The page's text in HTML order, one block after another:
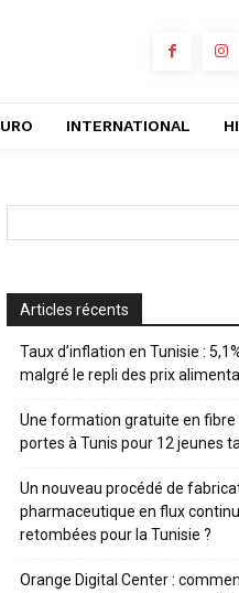
INTERNATIONAL
Articles récents
Taux d’inflation en Tunisie :
malgré le repli des prix
Une formation gratuite en fibre
portes à Tunis pour 12 jeunes
Un nouveau procédé de
pharmaceutique en flux
retombées pour la Tunisie ?
Orange Digital Center :